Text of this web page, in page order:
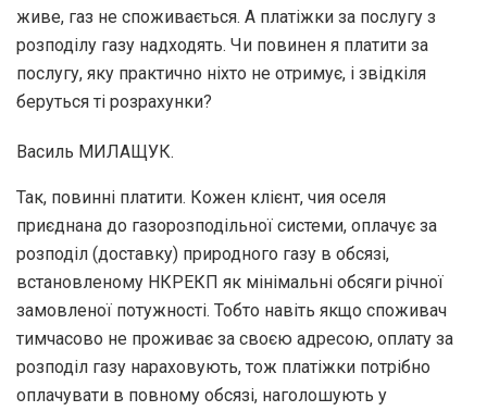
живе, газ не споживається. А платіжки за послугу з
розподілу газу надходять. Чи повинен я платити за
послугу, яку практично ніхто не отримує, і звідкіля
беруться ті розрахунки?
Василь МИЛАЩУК.
Так, повинні платити. Кожен клієнт, чия оселя
приєднана до газорозподільної системи, оплачує за
розподіл (доставку) природного газу в обсязі,
встановленому НКРЕКП як мінімальні обсяги річної
замовленої потужності. Тобто навіть якщо споживач
тимчасово не проживає за своєю адресою, оплату за
розподіл газу нараховують, тож платіжки потрібно
оплачувати в повному обсязі, наголошують у